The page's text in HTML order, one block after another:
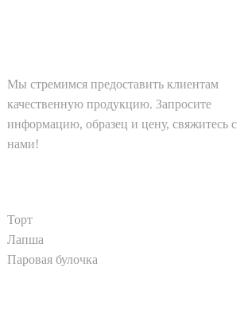
Мы стремимся предоставить клиентам
качественную продукцию. Запросите
информацию, образец и цену, свяжитесь с
нами!
Торт
Лапша
Паровая булочка